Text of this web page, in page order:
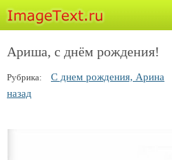
Ариша, с днём рождения!
Рубрика: С днем рождения, Арина
назад